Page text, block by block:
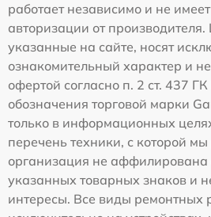
работает независимо и не
авторизации от
указанные на сайте, носят
ознакомительный характер и
офертой согласно п. 2 ст. 437
обозначения торговой марки
только в информационных
перечень техники, с которой
организация не аффилирована
указанных товарных знаков и
интересы. Все виды ремонтных